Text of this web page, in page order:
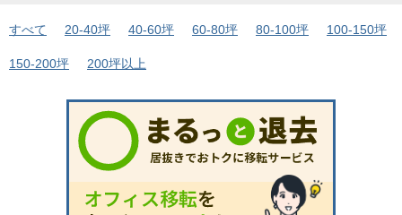
すべて 20-40坪 40-60坪 60-80坪 80-100坪 100-150坪
150-200坪 200坪以上